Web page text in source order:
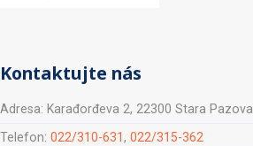
Kontaktujte nás
Adresa: Karađorđeva 2, 22300 Stara Pazova
Telefon: 022/310-631, 022/315-362